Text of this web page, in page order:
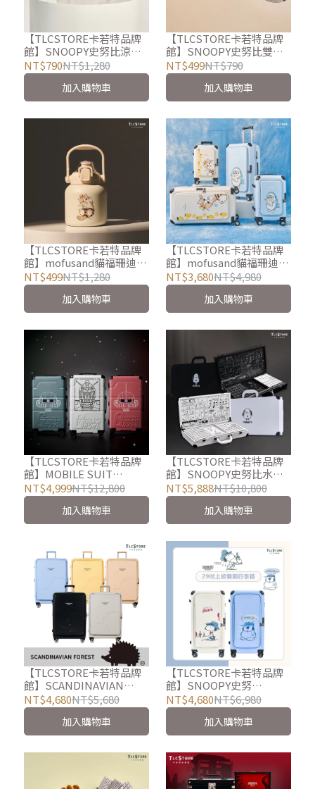
【TLCSTORE卡若特品牌
館】SNOOPY史努比涼感
旅行頸枕 - 2款可選
NT$790NT$1,280
加入購物車
【TLCSTORE卡若特品牌
館】SNOOPY史努比雙面
休閒漁夫帽 - 多款可選
NT$499NT$790
加入購物車
【TLCSTORE卡若特品牌
館】mofusand貓福珊迪
304不鏽鋼保溫瓶800ml
NT$499NT$1,280
加入購物車
【TLCSTORE卡若特品牌
館】mofusand貓福珊迪20
吋 / 29吋上掀雙開行李箱-2
色可選
NT$3,680NT$4,980
加入購物車
【TLCSTORE卡若特品牌
館】MOBILE SUIT
GUNDAM 機動戰士鋼彈
26吋細鋁框胖胖箱 行李箱
(彗星/鋼彈/薩克)
NT$4,999NT$12,800
加入購物車
【TLCSTORE卡若特品牌
館】SNOOPY史努比水晶
機打麻將組-兩色可選
NT$5,888NT$10,800
加入購物車
【TLCSTORE卡若特品牌
館】SCANDINAVIAN
FOREST北歐小刺蝟 29吋
可擴充上掀行李箱
NT$4,680NT$5,680
加入購物車
【TLCSTORE卡若特品牌
館】SNOOPY史努
比/OLAF歐拉夫29吋上掀
雙開行李箱~隨箱贈收納袋
NT$4,680NT$6,980
加入購物車